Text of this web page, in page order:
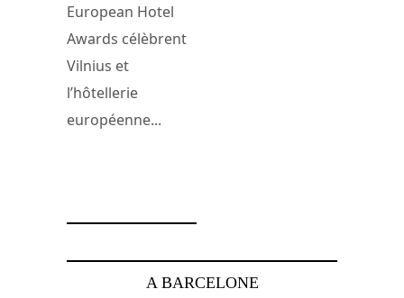
European Hotel
Awards célèbrent
Vilnius et
l’hôtellerie
européenne...
A BARCELONE